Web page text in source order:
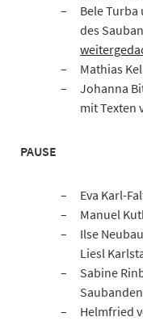
Bele Turba
des
Mathias
Johanna
mit Texten
PAUSE
Eva Karl-
Manuel
Ilse
Liesl
Sabine
Helmfried